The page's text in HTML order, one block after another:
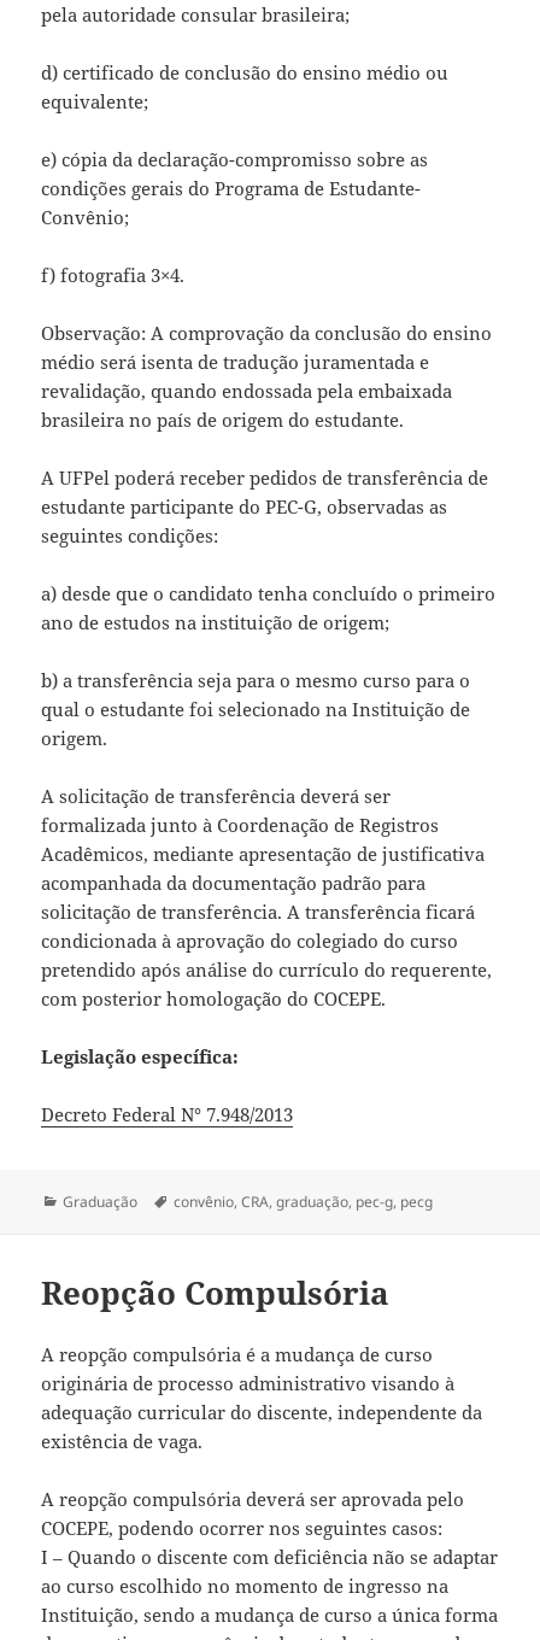
pela autoridade consular brasileira;
d) certificado de conclusão do ensino médio ou
equivalente;
e) cópia da declaração-compromisso sobre as
condições gerais do Programa de Estudante-
Convênio;
f) fotografia 3×4.
Observação: A comprovação da conclusão do ensino
médio será isenta de tradução juramentada e
revalidação, quando endossada pela embaixada
brasileira no país de origem do estudante.
A UFPel poderá receber pedidos de transferência de
estudante participante do PEC-G, observadas as
seguintes condições:
a) desde que o candidato tenha concluído o primeiro
ano de estudos na instituição de origem;
b) a transferência seja para o mesmo curso para o
qual o estudante foi selecionado na Instituição de
origem.
A solicitação de transferência deverá ser
formalizada junto à Coordenação de Registros
Acadêmicos, mediante apresentação de justificativa
acompanhada da documentação padrão para
solicitação de transferência. A transferência ficará
condicionada à aprovação do colegiado do curso
pretendido após análise do currículo do requerente,
com posterior homologação do COCEPE.
Legislação específica:
Decreto Federal N° 7.948/2013
Categorias
Graduação Tags
convênio,CRA,graduação, pec-g, pecg
Reopção Compulsória
A reopção compulsória é a mudança de curso
originária de processo administrativo visando à
adequação curricular do discente, independente da
existência de vaga.
A reopção compulsória deverá ser aprovada pelo
COCEPE, podendo ocorrer nos seguintes casos:
I – Quando o discente com deficiência não se adaptar
ao curso escolhido no momento de ingresso na
Instituição, sendo a mudança de curso a única forma